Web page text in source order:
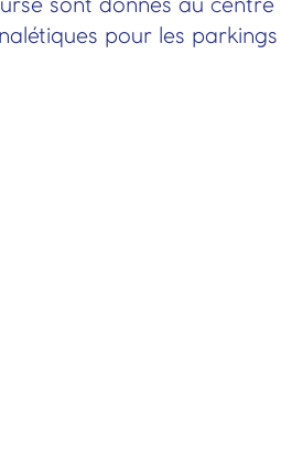
sont donnés au
pour les